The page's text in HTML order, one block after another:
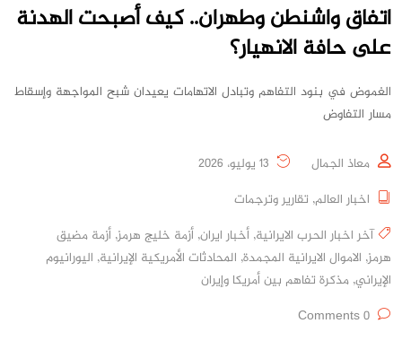
اتفاق واشنطن وطهران.. كيف أصبحت الهدنة
على حافة الانهيار؟
الغموض في بنود التفاهم وتبادل الاتهامات يعيدان شبح المواجهة وإسقاط
مسار التفاوض
معاذ الجمال
اخبار العالم, تقارير وترجمات
آخر اخبار الحرب الايرانية, أخبار ايران, أزمة خليج هرمز, أزمة مضيق
هرمز, الاموال الايرانية المجمدة, المحادثات الأمريكية الإيرانية, اليورانيوم
الإيراني, مذكرة تفاهم بين أمريكا وإيران